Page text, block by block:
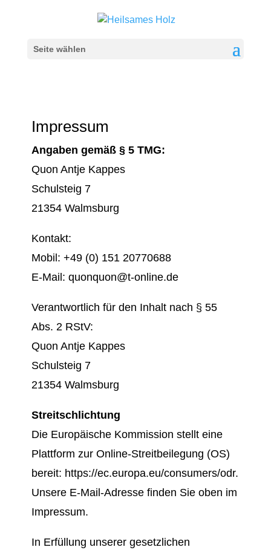
Seite wählen
Impressum
Angaben gemäß § 5 TMG:
Quon Antje Kappes
Schulsteig 7
21354 Walmsburg
Kontakt:
Mobil: +49 (0) 151 20770688
E-Mail: quonquon@t-online.de
Verantwortlich für den Inhalt nach § 55
Abs. 2 RStV:
Quon Antje Kappes
Schulsteig 7
21354 Walmsburg
Streitschlichtung
Die Europäische Kommission stellt eine
Plattform zur Online-Streitbeilegung (OS)
bereit: https://ec.europa.eu/consumers/odr.
Unsere E-Mail-Adresse finden Sie oben im
Impressum.
In Erfüllung unserer gesetzlichen